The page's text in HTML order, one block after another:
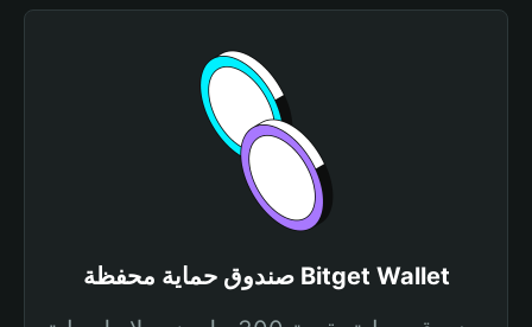
صندوق حماية محفظة Bitget Wallet